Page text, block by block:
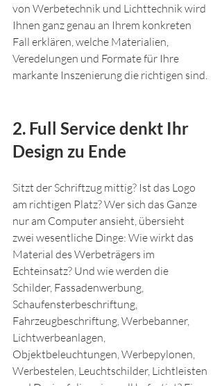
von Werbetechnik und Lichttechnik wird
Ihnen ganz genau an Ihrem konkreten
Fall erklären, welche Materialien,
Veredelungen und Formate für Ihre
markante Inszenierung die richtigen sind.
2. Full Service denkt Ihr
Design zu Ende
Sitzt der Schriftzug mittig? Ist das Logo
am richtigen Platz? Wer sich das Ganze
nur am Computer ansieht, übersieht
zwei wesentliche Dinge: Wie wirkt das
Material des Werbeträgers im
Echteinsatz? Und wie werden die
Schilder, Fassadenwerbung,
Schaufensterbeschriftung,
Fahrzeugbeschriftung, Werbebanner,
Lichtwerbeanlagen,
Objektbeleuchtungen, Werbepylonen,
Werbestelen, Leuchtschilder, Lichtleisten